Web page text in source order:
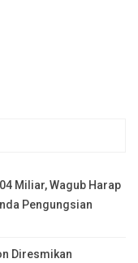
Miliar, Wagub Harap
Pengungsian
Diresmikan